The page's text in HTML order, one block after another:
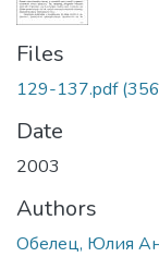
Files
129-137.pdf
Date
2003
Authors
Обелец, Юлия